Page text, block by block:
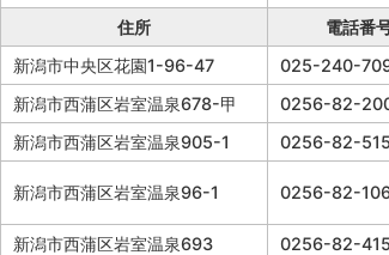
住所 電話番
新潟市中央区花園1-96-47
025-240-
新潟市西蒲区岩室温泉678-甲
0256-82-
新潟市西蒲区岩室温泉905-1
0256-82-
新潟市西蒲区岩室温泉96-1 0256-82-
新潟市西蒲区岩室温泉693 0256-82-